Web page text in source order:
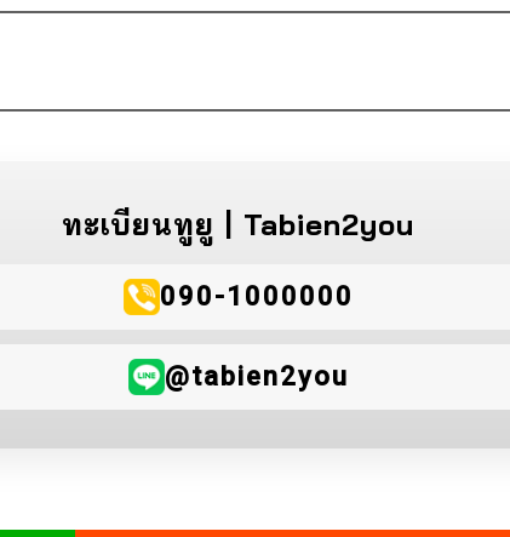
ทะเบียนทูยู | Tabien2you
090-1000000
@tabien2you